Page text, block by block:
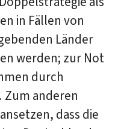
in Fällen von
Länder
werden; zur Not
durch
anderen
dass die